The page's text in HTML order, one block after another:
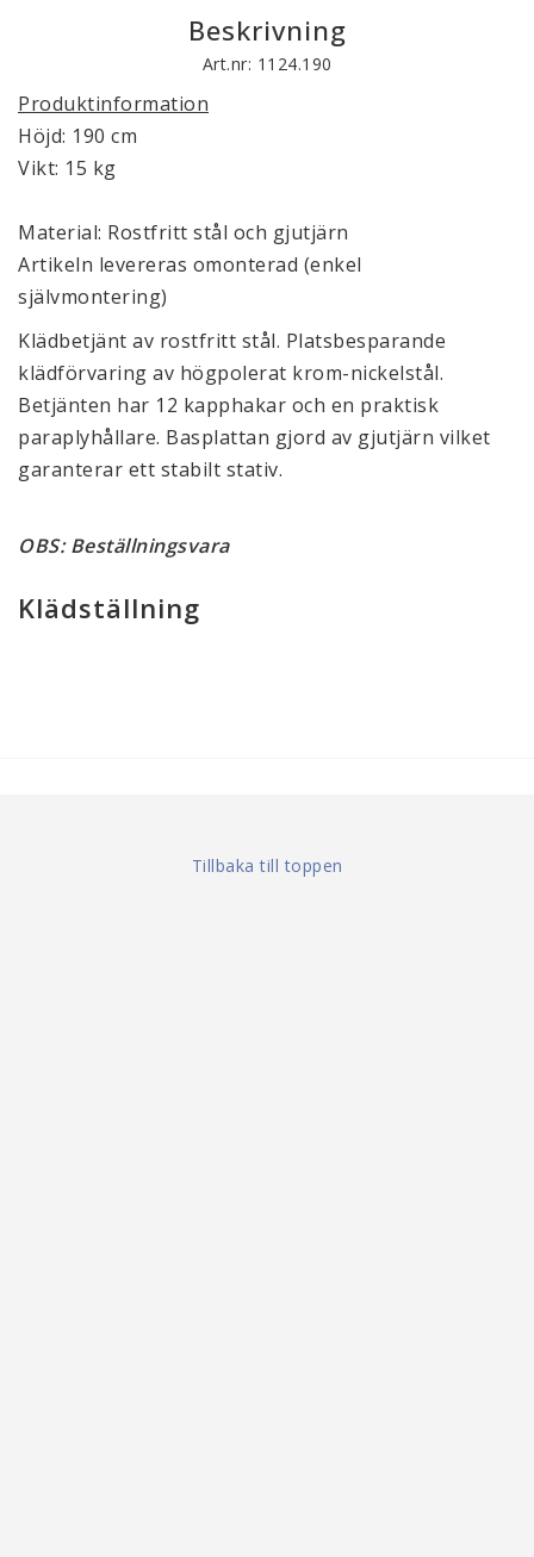
Beskrivning
Art.nr: 1124.190
Produktinformation
Höjd: 190 cm
Vikt: 15 kg
Material: Rostfritt stål och gjutjärn
Artikeln levereras omonterad (enkel
självmontering)
Klädbetjänt av rostfritt stål. Platsbesparande
klädförvaring av högpolerat krom-nickelstål.
Betjänten har 12 kapphakar och en praktisk
paraplyhållare. Basplattan gjord av gjutjärn vilket
garanterar ett stabilt stativ.
OBS: Beställningsvara
Klädställning
Tillbaka till toppen